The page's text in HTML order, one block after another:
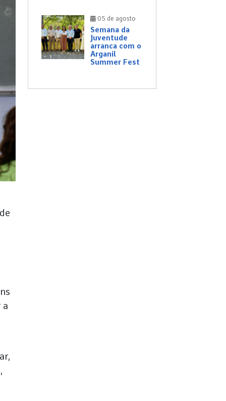
a
05 de agosto
Semana da
Juventude
arranca com o
Arganil
Summer Fest